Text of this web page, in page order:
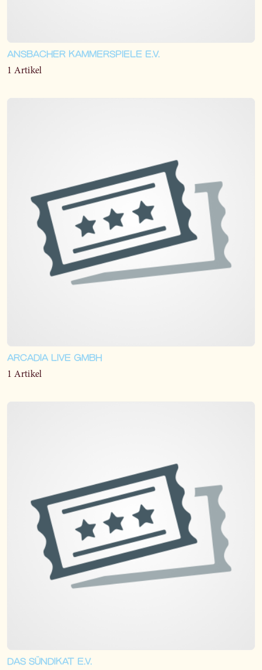
ANSBACHER KAMMERSPIELE E.V.
1 Artikel
ARCADIA LIVE GMBH
1 Artikel
DAS SÜNDIKAT E.V.